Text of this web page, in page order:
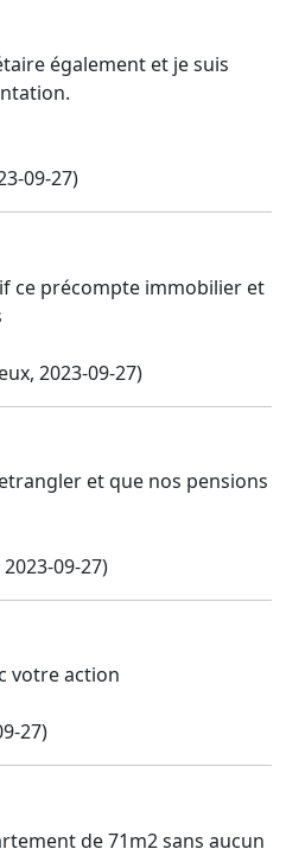
également et je suis
09-27)
ce précompte immobilier et
2023-09-27)
et que nos pensions
09-27)
votre action
27)
de 71m2 sans aucun